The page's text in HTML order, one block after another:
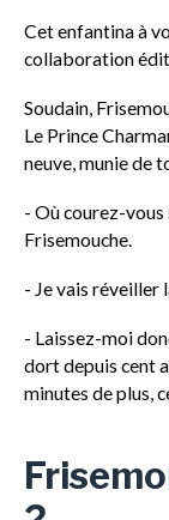
Cet enfantina à
collaboration
Soudain,
Le Prince
neuve, munie de
- Où courez-
Frisemouche.
- Je vais réveiller
- Laissez-moi
dort depuis cent
minutes de plus,